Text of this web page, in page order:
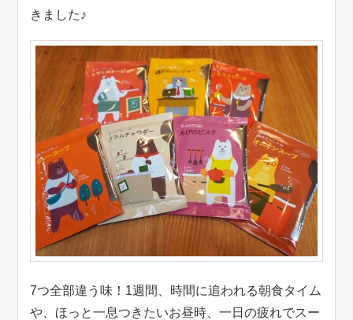
きました♪
7つ全部違う味！1週間、時間に追われる朝食タイム
や、ほっと一息つきたいお昼時、一日の疲れでスー